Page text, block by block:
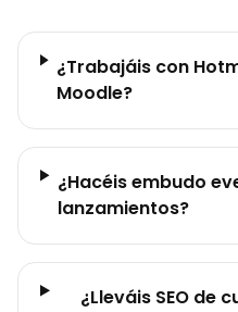
¿Trabajáis con
Moodle?
¿Hacéis embudo
lanzamientos?
¿Lleváis SEO de